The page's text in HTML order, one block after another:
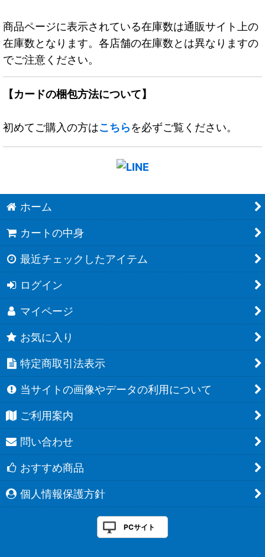
商品ページに表示されている在庫数は通販サイト上の
在庫数となります。各店舗の在庫数とは異なりますの
でご注意ください。
【カードの梱包方法について】
初めてご購入の方はこちらを必ずご覧ください。
ホーム
カートの中身
最近チェックしたアイテム
ログイン
マイページ
お気に入り
特定商取引法表示
当サイトの画像やデータの利用について
ご利用案内
問い合わせ
おすすめ商品
個人情報保護方針
PCサイト